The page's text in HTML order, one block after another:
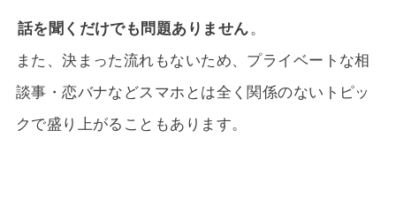
話を聞くだけでも問題ありません 。
また、決まった流れもないため、プライベートな相
談事・恋バナなどスマホとは全く関係のないトピッ
クで盛り上がることもあります。